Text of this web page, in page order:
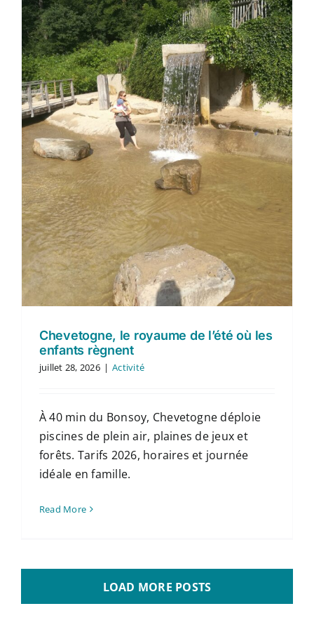
Chevetogne, le royaume de l’été où les
enfants règnent
juillet 28, 2026 | Activité
À 40 min du Bonsoy, Chevetogne déploie
piscines de plein air, plaines de jeux et
forêts. Tarifs 2026, horaires et journée
idéale en famille.
Read More
LOAD MORE POSTS